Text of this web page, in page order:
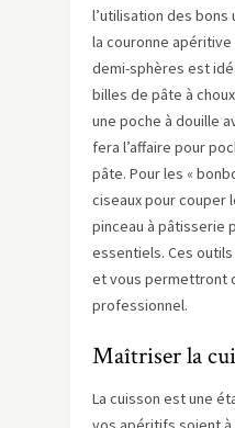
l’utilisation des
la couronne apéritive
demi-sphères est
billes de pâte à
une poche à douille
fera l’affaire pour
pâte. Pour les «
ciseaux pour couper
pinceau à pâtisserie
essentiels. Ces
et vous permettront
professionnel.
Maîtriser la
La cuisson est une